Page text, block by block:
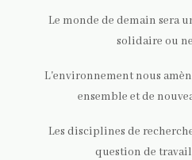
Le monde de demain sera
solidaire ou
L'environnement nous
ensemble et de
Les disciplines de
question de